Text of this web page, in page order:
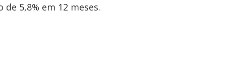
5,8% em 12 meses.